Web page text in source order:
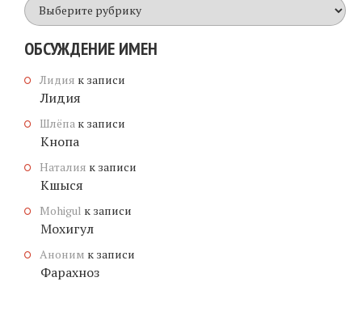
имена
ОБСУЖДЕНИЕ ИМЕН
Лидия к записи
Лидия
Шлёпа к записи
Кнопа
Наталия к записи
Кшыся
Mohigul к записи
Мохигул
Аноним к записи
Фарахноз